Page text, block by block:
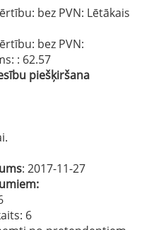
bez PVN: Lētākais
bez PVN:
: 62.57
piešķiršana
: 2017-11-27
: 6